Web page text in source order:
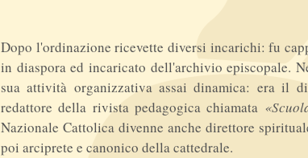
Dopo l'ordinazione ricevette diversi incarichi: fu
in diaspora ed incaricato dell'archivio episcopale.
sua attività organizzativa assai dinamica: era il
redattore della rivista pedagogica chiamata
Nazionale Cattolica divenne anche direttore
poi arciprete e canonico della cattedrale.